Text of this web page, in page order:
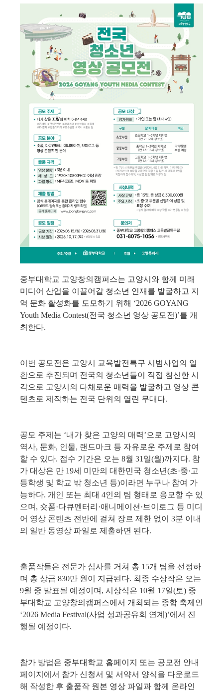
중부대학교 고양창의캠퍼스는 고양시와 함께 미래
미디어 산업을 이끌어갈 청소년 인재를 발굴하고 지
역 문화 활성화를 도모하기 위해 ‘2026 GOYANG
Youth Media Contest(전국 청소년 영상 공모전)’를 개
최한다.
이번 공모전은 고양시 교육발전특구 시범사업의 일
환으로 추진되며 전국의 청소년들이 직접 참신한 시
각으로 고양시의 다채로운 매력을 발굴하고 영상 콘
텐츠로 제작하는 전국 단위의 열린 무대다.
공모 주제는 ‘내가 찾은 고양의 매력’으로 고양시의
역사, 문화, 인물, 랜드마크 등 자유로운 주제로 참여
할 수 있다. 접수 기간은 오는 8월 31 일(월)까지다. 참
가 대상은 만 19세 미만의 대한민국 청소년(초·중·고
등학생 및 학교 밖 청소년 등)이라면 누구나 참여 가
능하다. 개인 또는 최대 4인의 팀 형태로 응모할 수 있
으며 , 숏폼·다큐멘터리 ·애니메이션 · 브이로그 등 미디
어 영상 콘텐츠 전반에 걸쳐 장르 제한 없이 3분 이내
의 일반 동영상 파일로 제출하면 된다.
출품작들은 전문가 심사를 거쳐 총 15개 팀을 선정하
며 총 상금 830만 원이 지급된다.
9월 중 발표될 예정이며 , 시상식은 10월 17일(토) 중
‘2026 Media Festival(사업 성과공유회 연계 )’에서 진
행될 예정이다.
참가 방법은 중부대학교 홈페이지 또는 공모전 안내
페이지에서 참가 신청서 및 서약서 양식을 다운로드
해 작성한 후 출품작 원본 영상 파일과 함께 온라인